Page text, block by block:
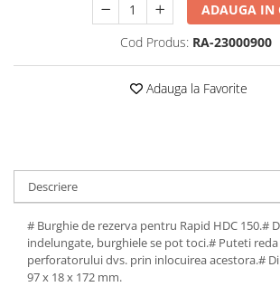
Stampile, tusuri si tusiere
Suporturi pentru articole de birou
Suporturi pentru documente,
Bibliorafturi
Caiete mecanice
Clasoare, mape si suporti pentru
carti de vizita
ADAUGA IN
Cod Produs: RA-23000900
Adauga la Favorite
Descriere
# Burghie de rezerva pentru Rapid HDC 150.#
indelungate, burghiele se pot toci.# Puteti
perforatorului dvs. prin inlocuirea acestora.#
97 x 18 x 172 mm.